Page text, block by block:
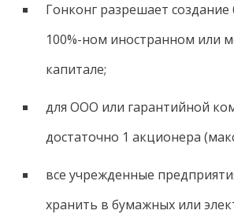
Гонконг разрешает создание
100%-ном иностранном или
капитале;
для ООО или гарантийной
достаточно 1 акционера
все учрежденные
хранить в бумажных или